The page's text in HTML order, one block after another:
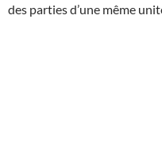
des parties d’une même